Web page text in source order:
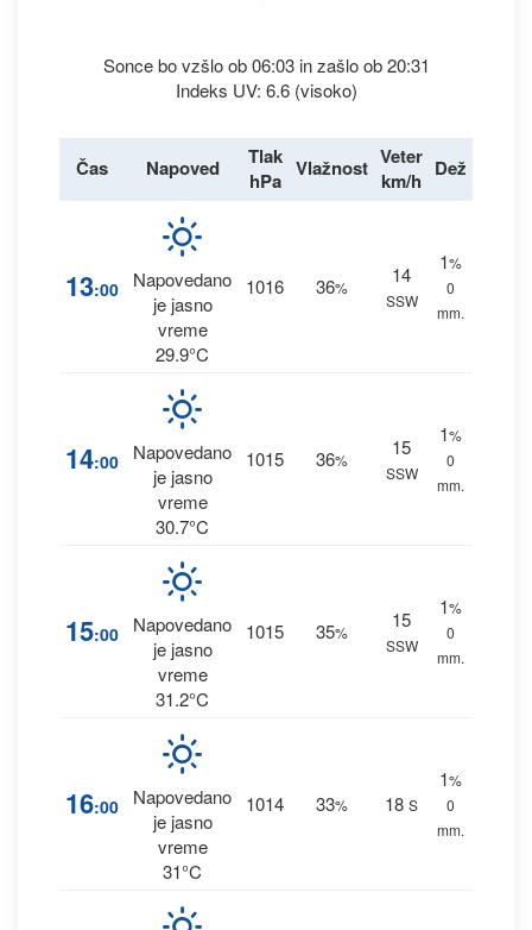
Sonce bo vzšlo ob 06:03 in zašlo ob 20:31
Indeks UV: 6.6 (visoko)
Čas Napoved
Tlak
hPa Vlažnost Veter
km/h Dež
13:00
Napovedano
je jasno
vreme
29.9°C
1016 36%
14
SSW
1%
0
mm.
14:00
Napovedano
je jasno
vreme
30.7°C
1015 36%
15
SSW
1%
0
mm.
15:00
Napovedano
je jasno
vreme
31.2°C
1015 35%
15
SSW
1%
0
mm.
16:00
Napovedano
je jasno
vreme
31°C
1014 33% 18 S
1%
0
mm.